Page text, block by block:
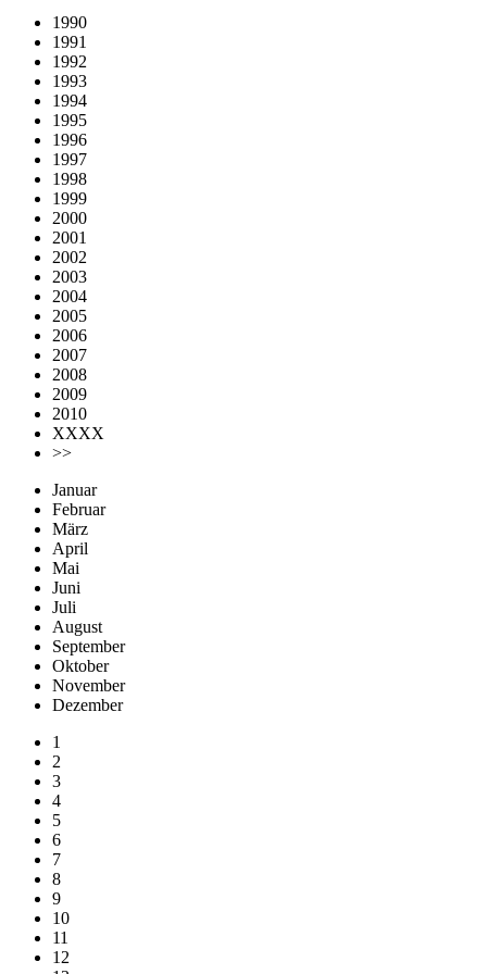
1990
1991
1992
1993
1994
1995
1996
1997
1998
1999
2000
2001
2002
2003
2004
2005
2006
2007
2008
2009
2010
XXXX
>>
Januar
Februar
März
April
Mai
Juni
Juli
August
September
Oktober
November
Dezember
1
2
3
4
5
6
7
8
9
10
11
12